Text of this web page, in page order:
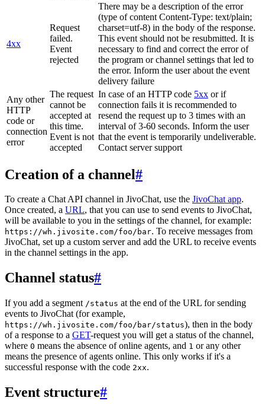
4xx
Request
failed.
Event
rejected
There may be a description of the error
(type of content Content-Type: text/plain;
charset=utf-8) in the body of the response.
This event should not be resubmitted. It is
necessary to find and correct the error of
the program or channel settings that led to
the error. Inform the user about the event
delivery failure
Any other
HTTP
code or
connection
error
The request
cannot be
accepted at
this time.
Event is not
accepted
In case of an HTTP code 5xx or if
connection fails it is recommended to
resend the request up to 3 times with an
interval of 3-60 seconds. Inform the user
that the event is temporarily undeliverable.
Contact server support
Creation of a channel#
To create a Chat API channel in JivoChat, use the JivoChat app.
Once created, a URL, that you can use to send events to JivoChat,
will be available to you in the settings of the channel, for example:
https://wh.jivosite.com/foo/bar. To receive messages from
JivoChat, set up a custom server and add the URL to receive events
in the channel settings in the app.
Channel status#
If you add a segment /status at the end of the URL for sending
events to JivoChat (for example,
https://wh.jivosite.com/foo/bar/status), then in the body
of a response to a GET-request you will get a status of the channel,
where 0 means the absence of online agents, and 1 or any other
means the presence of agents online. This only works if it's a
successful response with the code 2xx.
Event structure#